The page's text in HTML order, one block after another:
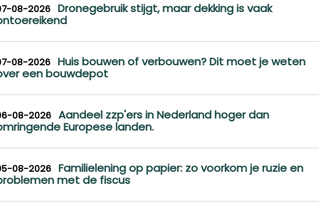
08-2026 Dronegebruik stijgt, maar dekking is vaak
08-2026 Huis bouwen of verbouwen? Dit moet je weten
een bouwdepot
08-2026 Aandeel zzp'ers in Nederland hoger dan
Europese landen.
08-2026 Familielening op papier: zo voorkom je ruzie en
met de fiscus